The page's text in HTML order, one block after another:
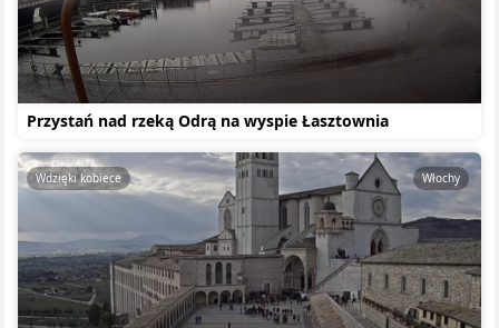
Przystań nad rzeką Odrą na wyspie Łasztownia
Wdzięki kobiece Włochy